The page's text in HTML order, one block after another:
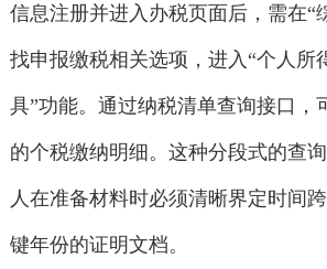
信息注册并进入办税页面后，需在“
找申报缴税相关选项，进入“个人所
具”功能。通过纳税清单查询接口，
的个税缴纳明细。这种分段式的查
人在准备材料时必须清晰界定时间
键年份的证明文档。